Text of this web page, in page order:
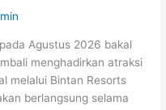
Agustus 2026 bakal
menghadirkan atraksi
melalui Bintan Resorts
berlangsung selama